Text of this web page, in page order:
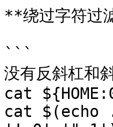
**绕过字符过
```
没有反斜杠和
cat
cat